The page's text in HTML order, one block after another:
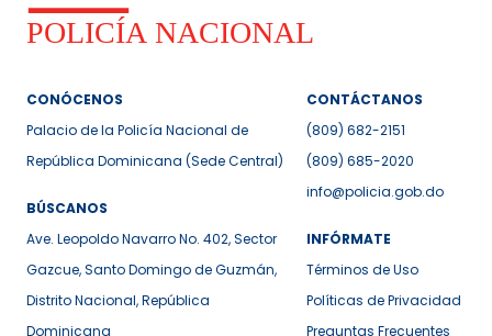
CONÓCENOS
Palacio de la Policía Nacional de
República Dominicana (Sede Central)
BÚSCANOS
Ave. Leopoldo Navarro No. 402, Sector
Gazcue, Santo Domingo de Guzmán,
Distrito Nacional, República
Dominicana
CONTÁCTANOS
(809) 682-2151
(809) 685-2020
info@policia.gob.do
INFÓRMATE
Términos de Uso
Políticas de Privacidad
Preguntas Frecuentes